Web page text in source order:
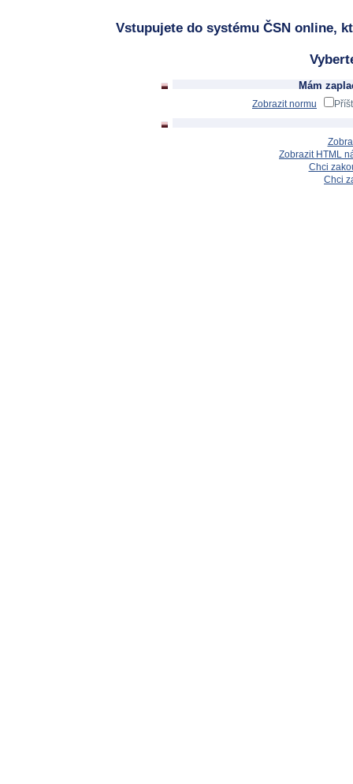
Vstupujete do systému ČSN online,
Mám
Zobrazit normu
Zobrazit HTML
Chci
Chci